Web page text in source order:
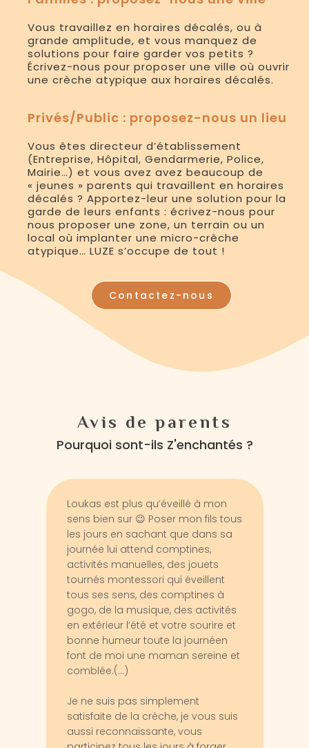
Vous travaillez en horaires décalés, ou à
grande amplitude, et vous manquez de
solutions pour faire garder vos petits ?
Écrivez-nous pour proposer une ville où ouvrir
une crèche atypique aux horaires décalés.
Privés/Public : proposez-nous un lieu
Vous êtes directeur d’établissement
(Entreprise, Hôpital, Gendarmerie, Police,
Mairie…) et vous avez avez beaucoup de
« jeunes » parents qui travaillent en horaires
décalés ? Apportez-leur une solution pour la
garde de leurs enfants : écrivez-nous pour
nous proposer une zone, un terrain ou un
local où implanter une micro-crèche
atypique… LUZE s’occupe de tout !
Contactez-nous
Avis de parents
Pourquoi sont-ils Z'enchantés ?
Loukas est plus qu’éveillé à mon
sens bien sur 😉 Poser mon fils tous
les jours en sachant que dans sa
journée lui attend comptines,
activités manuelles, des jouets
tournés montessori qui éveillent
tous ses sens, des comptines à
gogo, de la musique, des activités
en extérieur l’été et votre sourire et
bonne humeur toute la journéen
font de moi une maman sereine et
comblée.(...)
Je ne suis pas simplement
satisfaite de la crèche, je vous suis
aussi reconnaissante, vous